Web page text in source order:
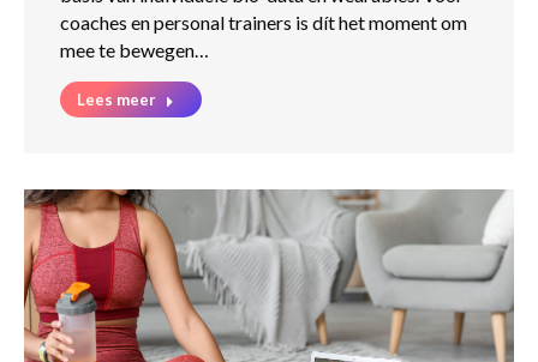
coaches en personal trainers is dít het moment om
mee te bewegen…
Lees meer